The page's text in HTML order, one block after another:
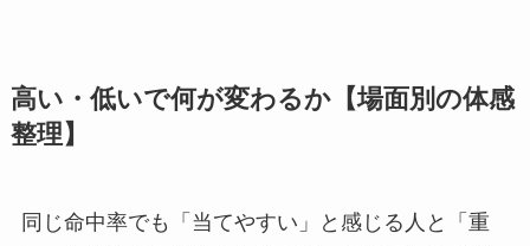
高い・低いで何が変わるか【場面別の体感
整理】
同じ命中率でも「当てやすい」と感じる人と「重